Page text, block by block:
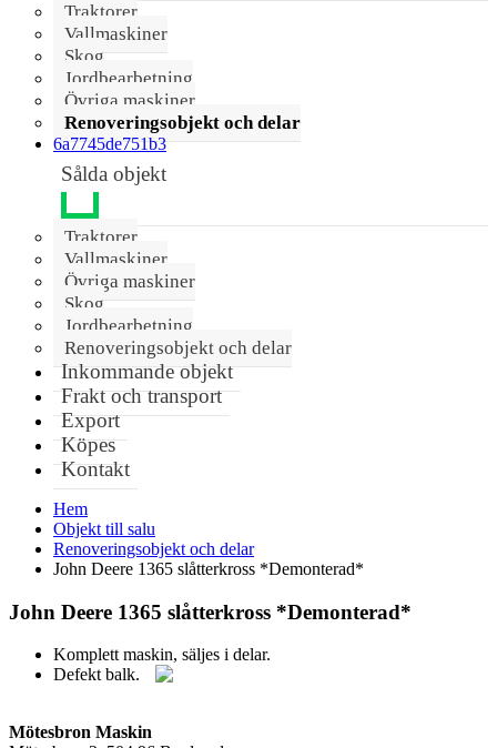
Traktorer
Vallmaskiner
Skog
Jordbearbetning
Övriga maskiner
Renoveringsobjekt och delar
6a7745de751b3
Sålda objekt
Traktorer
Vallmaskiner
Övriga maskiner
Skog
Jordbearbetning
Renoveringsobjekt och delar
Inkommande objekt
Frakt och transport
Export
Köpes
Kontakt
Hem
Objekt till salu
Renoveringsobjekt och delar
John Deere 1365 slåtterkross *Demonterad*
John Deere 1365 slåtterkross *Demonterad*
Komplett maskin, säljes i delar.
Defekt balk.
Mötesbron Maskin